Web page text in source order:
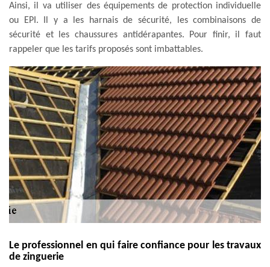
Ainsi, il va utiliser des équipements de protection individuelle
ou EPI. Il y a les harnais de sécurité, les combinaisons de
sécurité et les chaussures antidérapantes. Pour finir, il faut
rappeler que les tarifs proposés sont imbattables.
Le professionnel en qui faire confiance pour les travaux
de zinguerie